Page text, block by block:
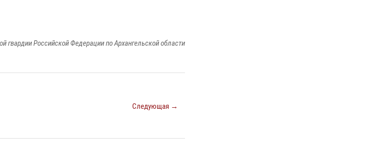
Российской Федерации по Архангельской области
Следующая →